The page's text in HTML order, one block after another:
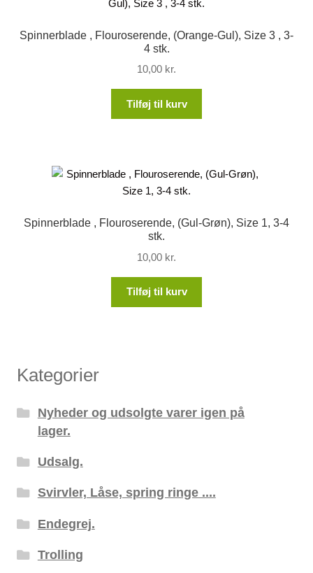
Spinnerblade , Flouroserende, (Orange-Gul), Size 3 , 3-
4 stk.
10,00 kr.
Tilføj til kurv
Spinnerblade , Flouroserende, (Gul-Grøn), Size 1, 3-4
stk.
10,00 kr.
Tilføj til kurv
Kategorier
Nyheder og udsolgte varer igen på
lager.
Udsalg.
Svirvler, Låse, spring ringe ....
Endegrej.
Trolling